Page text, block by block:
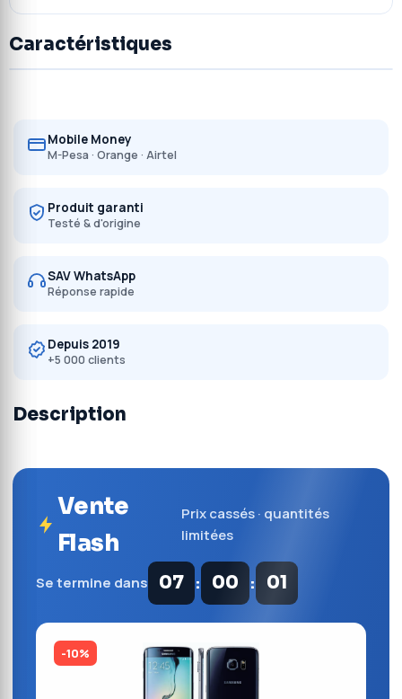
Caractéristiques
Mobile Money
M-Pesa · Orange · Airtel
Produit garanti
Testé & d'origine
SAV WhatsApp
Réponse rapide
Depuis 2019
+5 000 clients
Description
Vente
Flash
Prix cassés · quantités
limitées
Se termine dans 07 : 00 : 01
-10%